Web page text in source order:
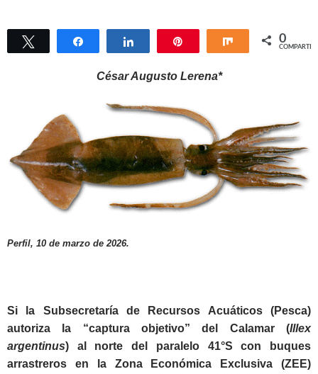
Twittear Compartir Compartir Compartir
0
COMPARTIR
César Augusto Lerena*
Perfil, 10 de marzo de 2026.
Si la Subsecretaría de Recursos Acuáticos (Pesca)
autoriza la “captura objetivo” del Calamar (Illex
argentinus) al norte del paralelo 41°S con buques
arrastreros en la Zona Económica Exclusiva (ZEE)